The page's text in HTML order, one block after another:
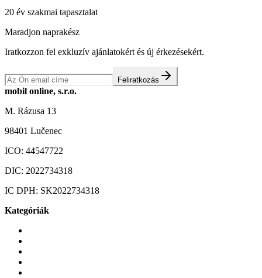
20 év szakmai tapasztalat
Maradjon naprakész
Iratkozzon fel exkluzív ajánlatokért és új érkezésekért.
Feliratkozás
mobil online, s.r.o.
M. Rázusa 13
98401 Lučenec
ICO: 44547722
DIC: 2022734318
IC DPH: SK2022734318
Kategóriák